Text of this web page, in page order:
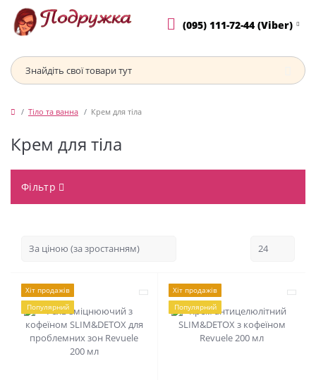
(095) 111-72-44 (Viber)
Тіло та ванна Крем для тіла
Крем для тіла
Фільтр
Хіт продажів
Популярний
Хіт продажів
Популярний